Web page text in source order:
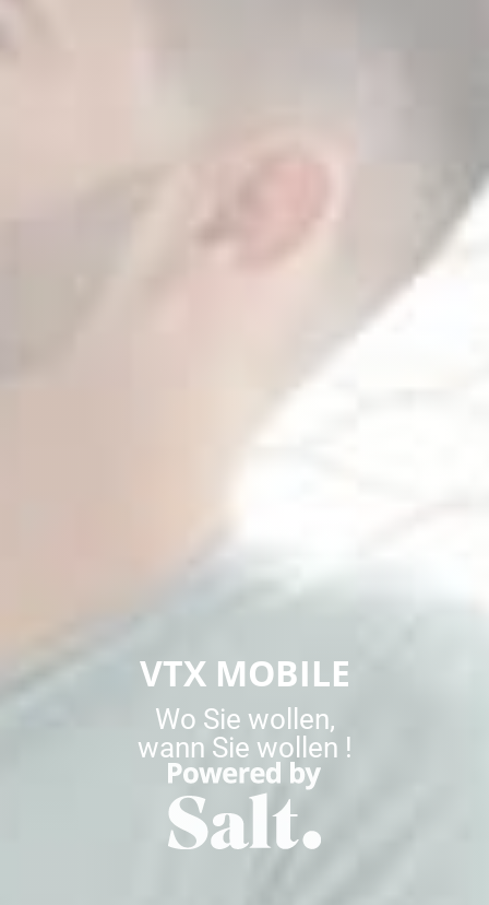
VTX MOBILE
Wo Sie wollen,
wann Sie wollen !